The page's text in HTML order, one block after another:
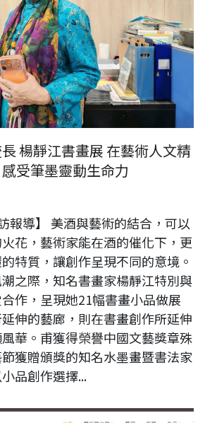
楊靜江書畫展 在藝術人文精
受筆墨靈動生命力
報導】 美酒與藝術的結合，可以
花，藝術家能在酒的催化下，更
特質，讓創作呈現不同的意境。
之際，知名書畫家楊靜江特別與
作，呈現她21幅書畫小品做展
伸的藝廊，則在書畫創作所延伸
華。甫獲得榮譽中國文藝獎章殊
獲贈頒獎的知名水墨畫暨書法家
品創作選擇...